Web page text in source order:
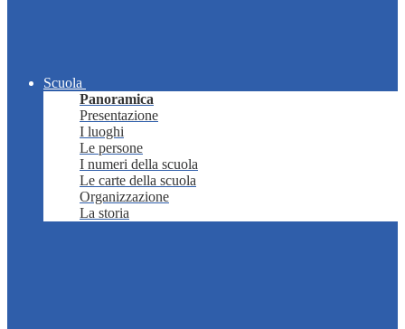
Scuola
Panoramica
Presentazione
I luoghi
Le persone
I numeri della scuola
Le carte della scuola
Organizzazione
La storia